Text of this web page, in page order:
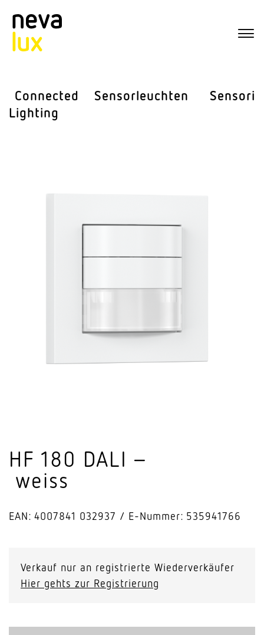
Connected
Lighting
Sensor­leuchten Sensorik
HF 180 DALI –
weiss
EAN: 4007841 032937 E-Nummer: 535941766
Verkauf nur an registrierte Wiederverkäufer
Hier gehts zur Registrierung